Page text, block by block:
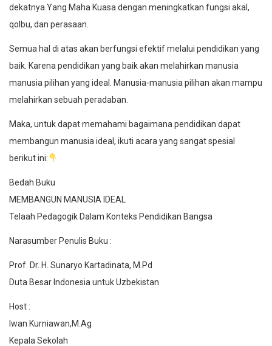
dekatnya Yang Maha Kuasa dengan meningkatkan fungsi akal,
qolbu, dan perasaan.
Semua hal di atas akan berfungsi efektif melalui pendidikan yang
baik. Karena pendidikan yang baik akan melahirkan manusia
manusia pilihan yang ideal. Manusia-manusia pilihan akan mampu
melahirkan sebuah peradaban.
Maka, untuk dapat memahami bagaimana pendidikan dapat
membangun manusia ideal, ikuti acara yang sangat spesial
berikut ini:
Bedah Buku
MEMBANGUN MANUSIA IDEAL
Telaah Pedagogik Dalam Konteks Pendidikan Bangsa
Narasumber Penulis Buku :
Prof. Dr. H. Sunaryo Kartadinata, M.Pd
Duta Besar Indonesia untuk Uzbekistan
Host :
Iwan Kurniawan,M.Ag
Kepala Sekolah